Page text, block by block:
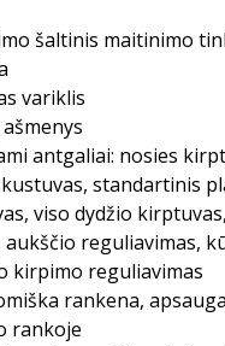
šaltinis maitinimo
variklis
antgaliai: nosies
standartinis
viso dydžio
aukščio reguliavimas,
kirpimo reguliavimas
rankena,
rankoje